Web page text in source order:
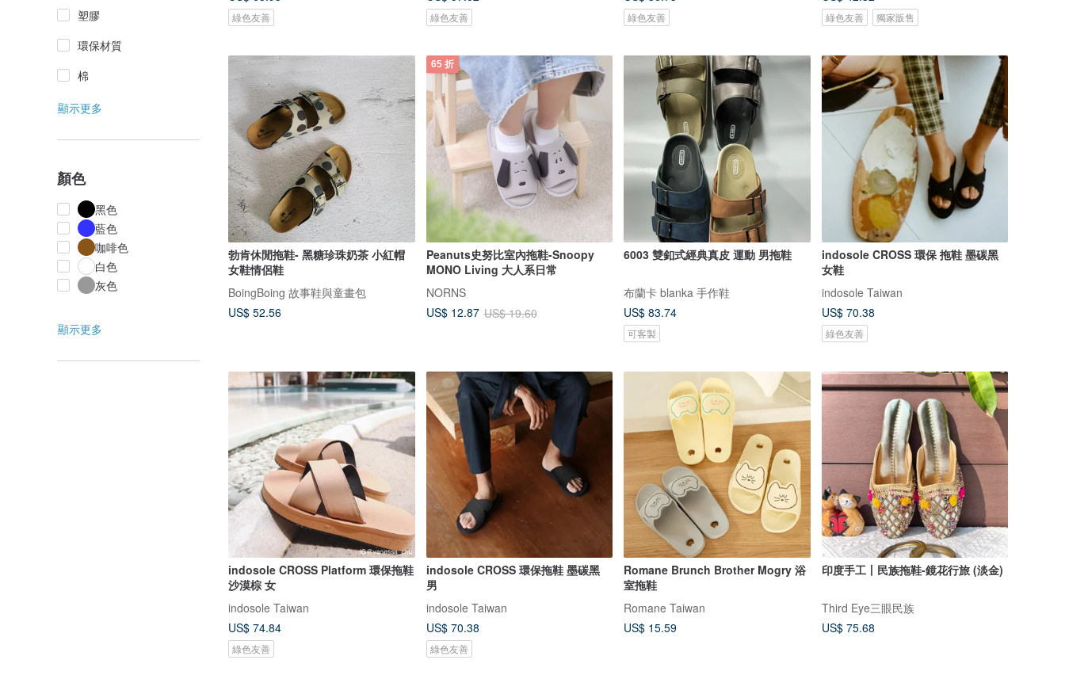
塑膠
環保材質
棉
顯示更多
顏色
黑色
藍色
咖啡色
白色
灰色
顯示更多
綠色友善 綠色友善 綠色友善 綠色友善 獨家販售
勃肯休閒拖鞋- 黑糖珍珠奶茶 小紅帽
女鞋情侶鞋
BoingBoing 故事鞋與童畫包
US$ 52.56
65 折
Peanuts史努比室內拖鞋-Snoopy
MONO Living 大人系日常
NORNS
US$ 12.87 US$ 19.60
6003 雙釦式經典真皮 運動 男拖鞋
布蘭卡 blanka 手作鞋
US$ 83.74
可客製
indosole CROSS 環保 拖鞋 墨碳黑
女鞋
indosole Taiwan
US$ 70.38
綠色友善
indosole CROSS Platform 環保拖鞋
沙漠棕 女
indosole Taiwan
US$ 74.84
綠色友善
indosole CROSS 環保拖鞋 墨碳黑
男
indosole Taiwan
US$ 70.38
綠色友善
Romane Brunch Brother Mogry 浴
室拖鞋
Romane Taiwan
US$ 15.59
印度手工丨民族拖鞋-鏡花行旅 (淡金)
Third Eye三眼民族
US$ 75.68